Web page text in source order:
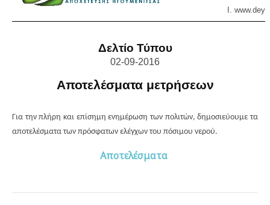
Ι. www.
Δελτίο Τύπου
02-09-2016
Αποτελέσματα μετρήσεων
Για την πλήρη και επίσημη ενημέρωση των πολιτών, δημοσιεύουμε τα
αποτελέσματα των πρόσφατων ελέγχων του πόσιμου νερού.
Αποτελέσματα